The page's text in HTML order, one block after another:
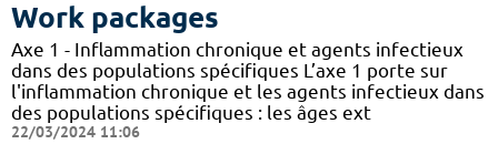
Work packages
Axe 1 - Inflammation chronique et agents infectieux
dans des populations spécifiques L’axe 1 porte sur
l'inflammation chronique et les agents infectieux dans
des populations spécifiques : les âges ext
22/03/2024 11:06